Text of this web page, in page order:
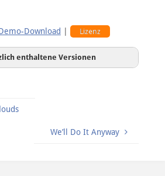
Download Lizenz
enthaltene Versionen
We’ll Do It Anyway